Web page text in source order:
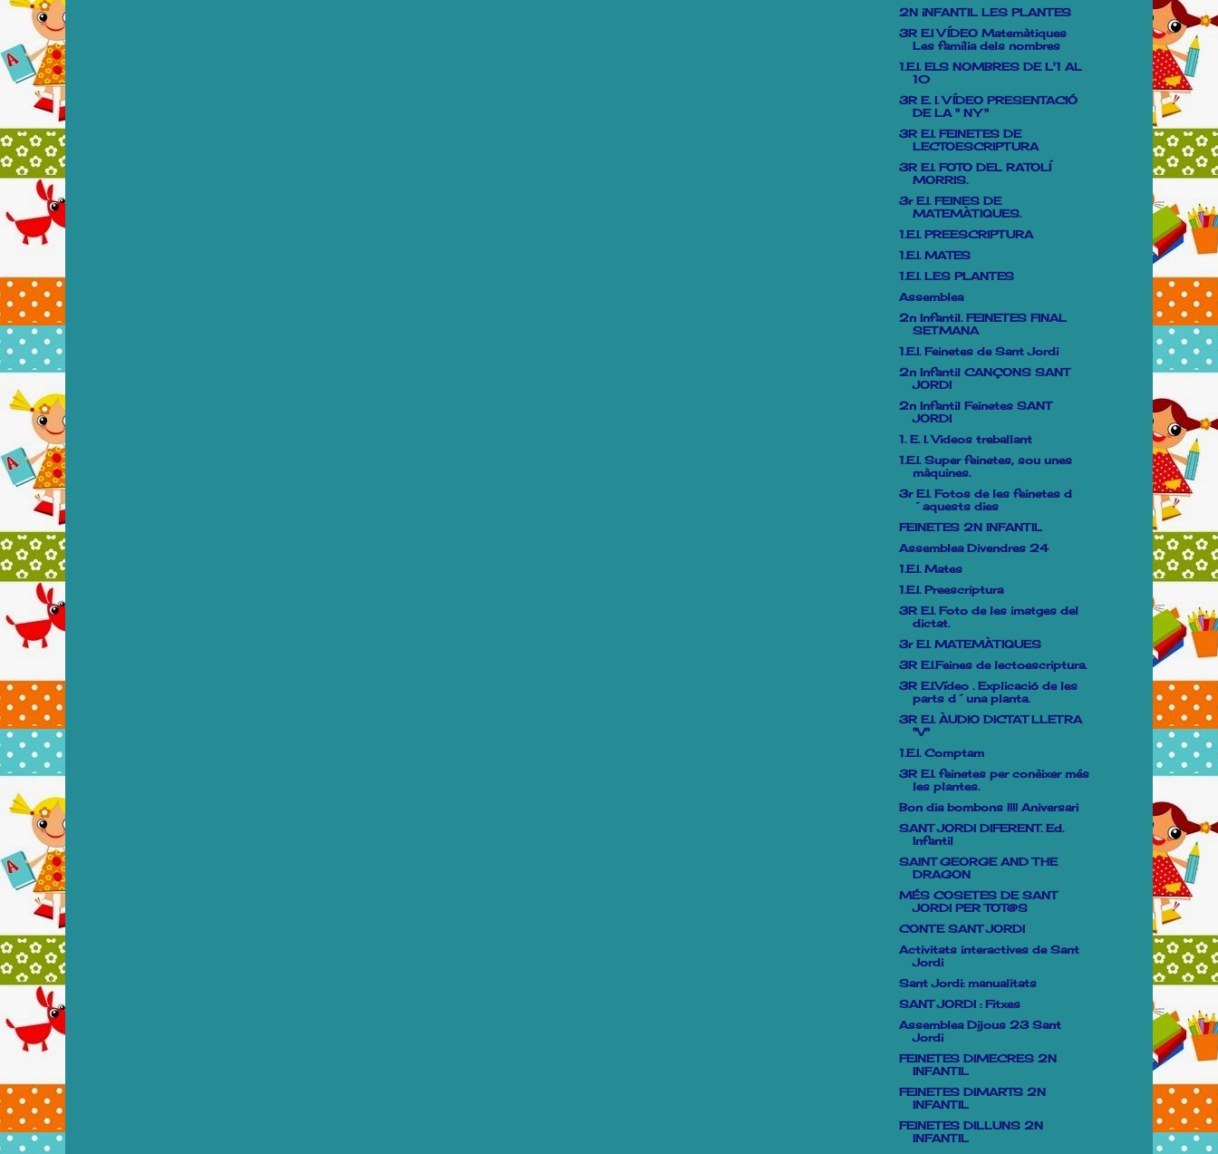
2N iNFANTIL LES PLANTES
3R E.I VÍDEO Matemàtiques
Les família dels nombres
1.E.I. ELS NOMBRES DE L'1 AL
10
3R E. I. VÍDEO PRESENTACIÓ
DE LA " NY "
3R E.I. FEINETES DE
LECTOESCRIPTURA
3R E.I. FOTO DEL RATOLÍ
MORRIS.
3r E.I. FEINES DE
MATEMÀTIQUES.
1.E.I. PREESCRIPTURA
1.E.I. MATES
1.E.I. LES PLANTES
Assemblea
2n Infantil. FEINETES FINAL
SETMANA
1.E.I. Feinetes de Sant Jordi
2n Infantil CANÇONS SANT
JORDI
2n Infantil Feinetes SANT
JORDI
1. E. I. Videos treballant
1.E.I. Super feinetes, sou unes
màquines.
3r E.I. Fotos de les feinetes d
´aquests dies
FEINETES 2N INFANTIL
Assemblea Divendres 24
1.E.I. Mates
1.E.I. Preescriptura
3R E.I. Foto de les imatges del
dictat.
3r E.I. MATEMÀTIQUES
3R E.I.Feines de lectoescriptura.
3R E.I.Vídeo . Explicació de les
parts d´una planta.
3R E.I. ÀUDIO DICTAT LLETRA
"V"
1.E.I. Comptam
3R E.I. feinetes per conèixer més
les plantes.
Bon dia bombons !!!! Aniversari
SANT JORDI DIFERENT. Ed.
Infantil
SAINT GEORGE AND THE
DRAGON
MÉS COSETES DE SANT
JORDI PER TOT@S
CONTE SANT JORDI
Activitats interactives de Sant
Jordi
Sant Jordi: manualitats
SANT JORDI : Fitxes
Assemblea Dijous 23 Sant
Jordi
FEINETES DIMECRES 2N
INFANTIL
FEINETES DIMARTS 2N
INFANTIL
FEINETES DILLUNS 2N
INFANTIL